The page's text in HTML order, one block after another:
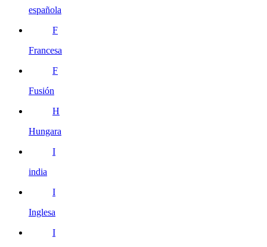
española
F
Francesa
F
Fusión
H
Hungara
I
india
I
Inglesa
I